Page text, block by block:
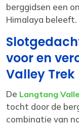
berggidsen een
Himalaya beleeft.
voor en
Valley Trek
De Langtang
tocht door de
combinatie van